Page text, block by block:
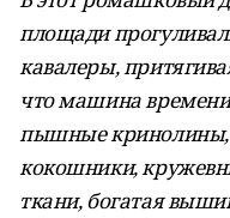
площади
кавалеры,
что машина времени
пышные
кокошники,
ткани, богатая